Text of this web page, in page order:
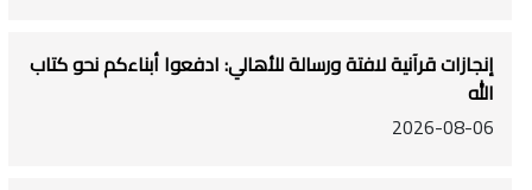
إنجازات قرآنية لافتة ورسالة للأهالي: ادفعوا أبناءكم نحو كتاب
الله
2026-08-06